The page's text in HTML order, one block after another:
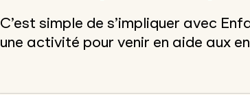
C’est simple de s’impliquer avec
une activité pour venir en aide aux